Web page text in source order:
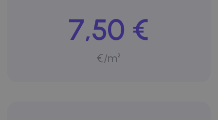
7,50 €
€/m²